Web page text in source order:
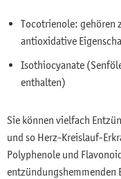
Tocotrienole: gehören
antioxidative
Isothiocyanate
enthalten)
Sie können vielfach
und so Herz-Kreislauf-
Polyphenole und
entzündungshemmenden